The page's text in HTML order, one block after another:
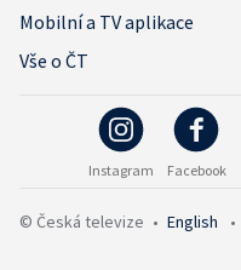
Mobilní a TV aplikace
Vše o ČT
Instagram Facebook
© Česká televize • English •